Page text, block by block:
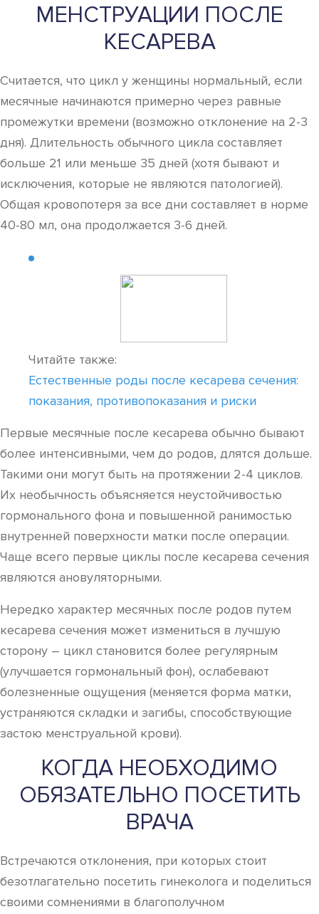
МЕНСТРУАЦИИ ПОСЛЕ
КЕСАРЕВА
Считается, что цикл у женщины нормальный, если
месячные начинаются примерно через равные
промежутки времени (возможно отклонение на 2-3
дня). Длительность обычного цикла составляет
больше 21 или меньше 35 дней (хотя бывают и
исключения, которые не являются патологией).
Общая кровопотеря за все дни составляет в норме
40-80 мл, она продолжается 3-6 дней.
Читайте также:
Естественные роды после кесарева сечения:
показания, противопоказания и риски
Первые месячные после кесарева обычно бывают
более интенсивными, чем до родов, длятся дольше.
Такими они могут быть на протяжении 2-4 циклов.
Их необычность объясняется неустойчивостью
гормонального фона и повышенной ранимостью
внутренней поверхности матки после операции.
Чаще всего первые циклы после кесарева сечения
являются ановуляторными.
Нередко характер месячных после родов путем
кесарева сечения может измениться в лучшую
сторону – цикл становится более регулярным
(улучшается гормональный фон), ослабевают
болезненные ощущения (меняется форма матки,
устраняются складки и загибы, способствующие
застою менструальной крови).
КОГДА НЕОБХОДИМО
ОБЯЗАТЕЛЬНО ПОСЕТИТЬ
ВРАЧА
Встречаются отклонения, при которых стоит
безотлагательно посетить гинеколога и поделиться
своими сомнениями в благополучном